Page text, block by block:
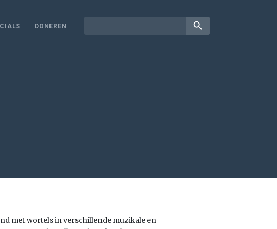
DONEREN search
met wortels in verschillende muzikale en